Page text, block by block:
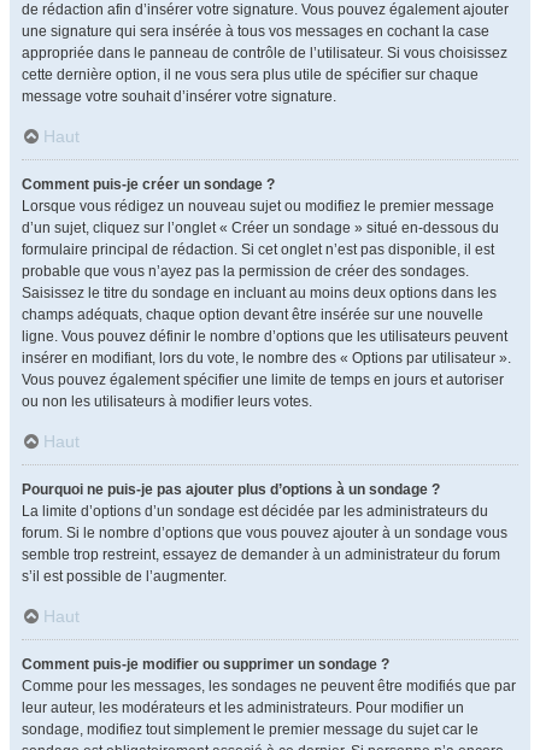
de rédaction afin d’insérer votre signature. Vous pouvez également ajouter
une signature qui sera insérée à tous vos messages en cochant la case
appropriée dans le panneau de contrôle de l’utilisateur. Si vous choisissez
cette dernière option, il ne vous sera plus utile de spécifier sur chaque
message votre souhait d’insérer votre signature.
Haut
Comment puis-je créer un sondage ?
Lorsque vous rédigez un nouveau sujet ou modifiez le premier message
d’un sujet, cliquez sur l’onglet « Créer un sondage » situé en-dessous du
formulaire principal de rédaction. Si cet onglet n’est pas disponible, il est
probable que vous n’ayez pas la permission de créer des sondages.
Saisissez le titre du sondage en incluant au moins deux options dans les
champs adéquats, chaque option devant être insérée sur une nouvelle
ligne. Vous pouvez définir le nombre d’options que les utilisateurs peuvent
insérer en modifiant, lors du vote, le nombre des « Options par utilisateur ».
Vous pouvez également spécifier une limite de temps en jours et autoriser
ou non les utilisateurs à modifier leurs votes.
Haut
Pourquoi ne puis-je pas ajouter plus d’options à un sondage ?
La limite d’options d’un sondage est décidée par les administrateurs du
forum. Si le nombre d’options que vous pouvez ajouter à un sondage vous
semble trop restreint, essayez de demander à un administrateur du forum
s’il est possible de l’augmenter.
Haut
Comment puis-je modifier ou supprimer un sondage ?
Comme pour les messages, les sondages ne peuvent être modifiés que par
leur auteur, les modérateurs et les administrateurs. Pour modifier un
sondage, modifiez tout simplement le premier message du sujet car le